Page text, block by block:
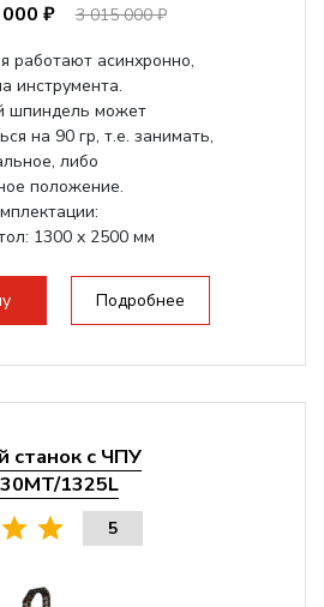
₽
3 015 000 ₽
работают асинхронно,
инструмента.
шпиндель может
на 90 гр, т.е. занимать,
либо
положение.
1300 x 2500 мм
Подробнее
станок с ЧПУ
1325L
5